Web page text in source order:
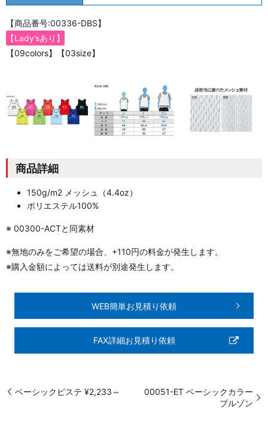
【商品番号:00336-DBS】
【Lady’sあり】
【09colors】【03size】
商品詳細
150g/m2 メッシュ（4.4oz）
ポリエステル100%
※ 00300-ACTと同素材
※無地のみをご希望の場合、+110円の料金が発生します。
※購入金額によっては送料が別途発生します。
WEB簡単お見積り依頼
FAX詳細お見積り依頼
ベーシックピステ ¥2,233～
00051-ET ベーシックカラー
ブルゾン